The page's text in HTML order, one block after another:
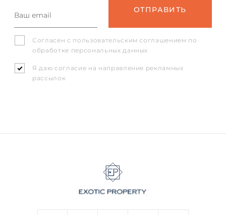
Согласен с пользовательским соглашением по
обработке персональных данных
Я даю согласие на направление рекламных
рассылок